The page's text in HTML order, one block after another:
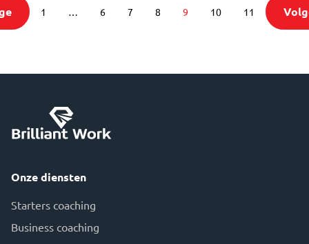
1 … 6 7 8 9 10 11
Onze diensten
Starters coaching
Business coaching